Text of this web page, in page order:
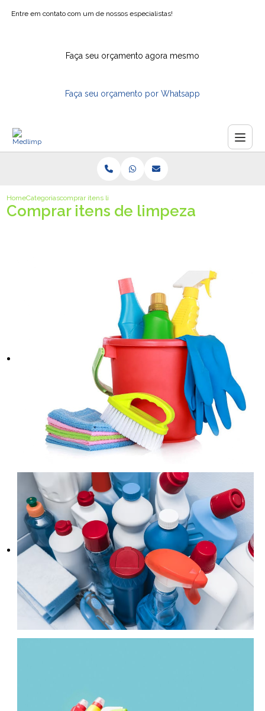
Entre em contato com um de nossos especialistas!
Faça seu orçamento agora mesmo
Faça seu orçamento por Whatsapp
HomeCategoriascomprar itens limpeza
Comprar itens de limpeza